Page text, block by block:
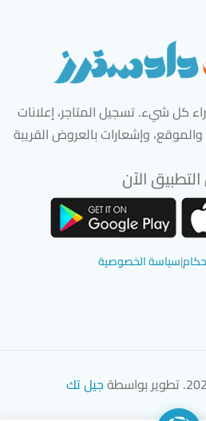
شيء. تسجيل المتاجر، إعلانات
وإشعارات بالعروض القريبة
الآن
|سياسة الخصوصية
جيل تك